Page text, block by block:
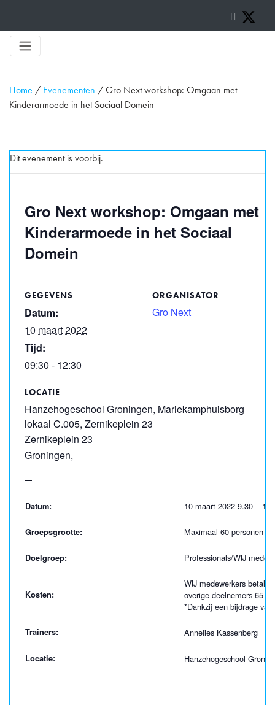
Home / Evenementen /Gro Next workshop: Omgaan met
Kinderarmoede in het Sociaal Domein
Dit evenement is voorbij.
Gro Next workshop: Omgaan met
Kinderarmoede in het Sociaal
Domein
GEGEVENS
Datum:
10 maart 2022
Tijd:
09:30 - 12:30
LOCATIE
Hanzehogeschool Groningen, Mariekamphuisborg
lokaal C.005, Zernikeplein 23
Zernikeplein 23
Groningen,
ORGANISATOR
Gro Next
Datum: 10 maart 2022 9.30 –
Groepsgrootte: Maximaal 60 personen
Doelgroep: Professionals/WIJ
Kosten:
WIJ medewerkers
overige deelnemers 65
*Dankzij een bijdrage
Trainers: Annelies Kassenberg
Locatie: Hanzehogeschool